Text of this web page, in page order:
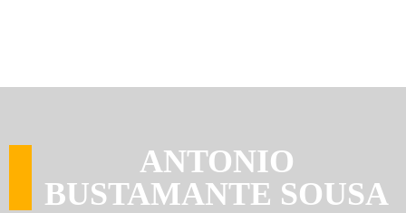
ANTONIO
BUSTAMANTE SOUSA